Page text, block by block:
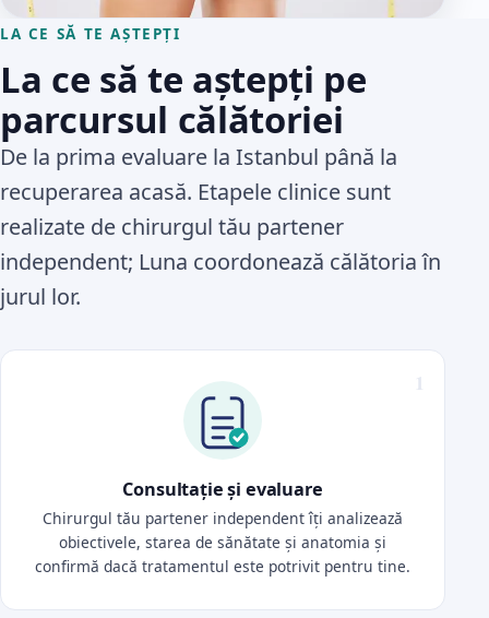
LA CE SĂ TE AȘTEPȚI
La ce să te aștepți pe
parcursul călătoriei
De la prima evaluare la Istanbul până la
recuperarea acasă. Etapele clinice sunt
realizate de chirurgul tău partener
independent; Luna coordonează călătoria în
jurul lor.
Consultație și evaluare
Chirurgul tău partener independent îți analizează
obiectivele, starea de sănătate și anatomia și
confirmă dacă tratamentul este potrivit pentru tine.